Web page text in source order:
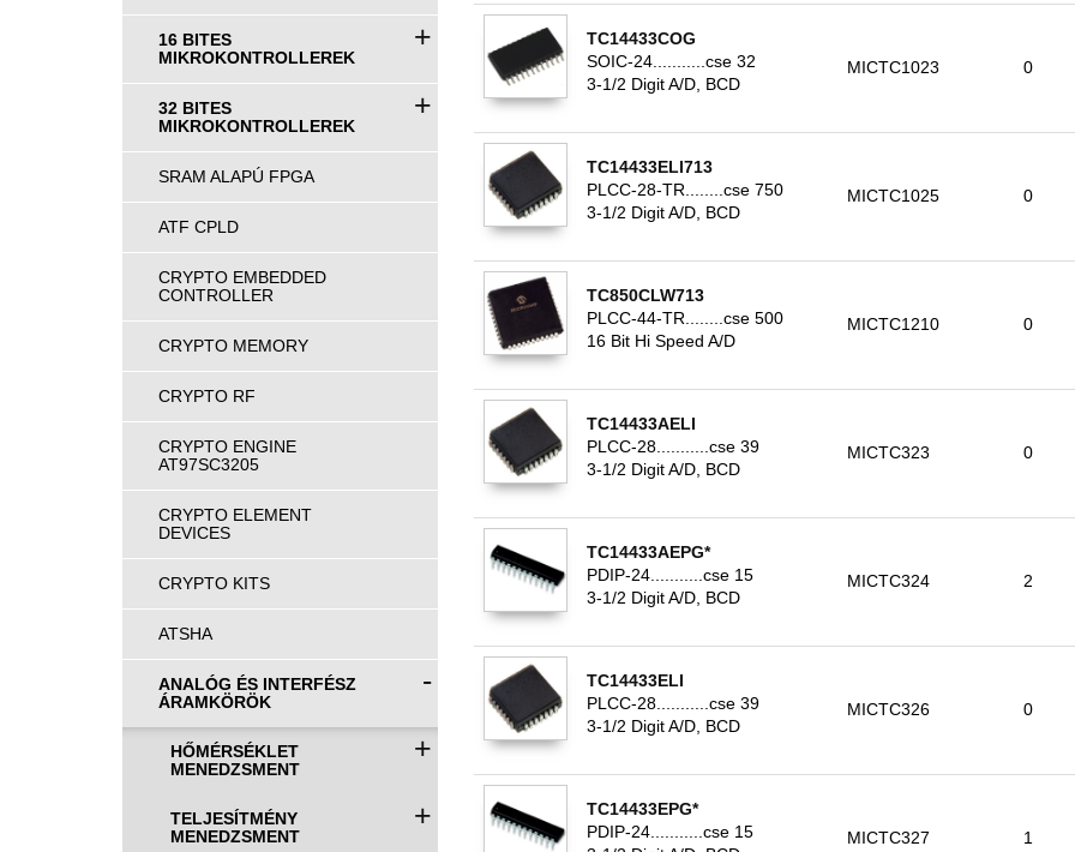
16 BITES
MIKROKONTROLLEREK
+
32 BITES
MIKROKONTROLLEREK
+
SRAM ALAPÚ FPGA
ATF CPLD
CRYPTO EMBEDDED
CONTROLLER
CRYPTO MEMORY
CRYPTO RF
CRYPTO ENGINE
AT97SC3205
CRYPTO ELEMENT
DEVICES
CRYPTO KITS
ATSHA
ANALÓG ÉS INTERFÉSZ
ÁRAMKÖRÖK
-
HŐMÉRSÉKLET
MENEDZSMENT
+
TELJESÍTMÉNY
MENEDZSMENT
+
TC14433COG
SOIC-24...........cse 32
3-1/2 Digit A/D, BCD
MICTC1023 0
TC14433ELI713
PLCC-28-TR........cse 750
3-1/2 Digit A/D, BCD
MICTC1025 0
TC850CLW713
PLCC-44-TR........cse 500
16 Bit Hi Speed A/D
MICTC1210 0
TC14433AELI
PLCC-28...........cse 39
3-1/2 Digit A/D, BCD
MICTC323 0
TC14433AEPG*
PDIP-24...........cse 15
3-1/2 Digit A/D, BCD
MICTC324 2
TC14433ELI
PLCC-28...........cse 39
3-1/2 Digit A/D, BCD
MICTC326 0
TC14433EPG*
PDIP-24...........cse 15
MICTC327 1